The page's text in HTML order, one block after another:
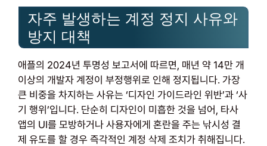
자주 발생하는 계정 정지 사유와
방지 대책
애플의 2024년 투명성 보고서에 따르면, 매년 약 14만 개
이상의 개발자 계정이 부정행위로 인해 정지됩니다. 가장
큰 비중을 차지하는 사유는 ‘디자인 가이드라인 위반’과 ‘사
기 행위’입니다. 단순히 디자인이 미흡한 것을 넘어, 타사
앱의 UI를 모방하거나 사용자에게 혼란을 주는 낚시성 결
제 유도를 할 경우 즉각적인 계정 삭제 조치가 취해집니다.